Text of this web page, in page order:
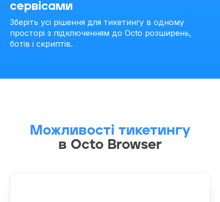
сервісами
Зберіть усі рішення для тикетингу в одному
просторі з підключенням до Octo розширень,
ботів і скриптів.
Можливості тикетингу
в Octo Browser